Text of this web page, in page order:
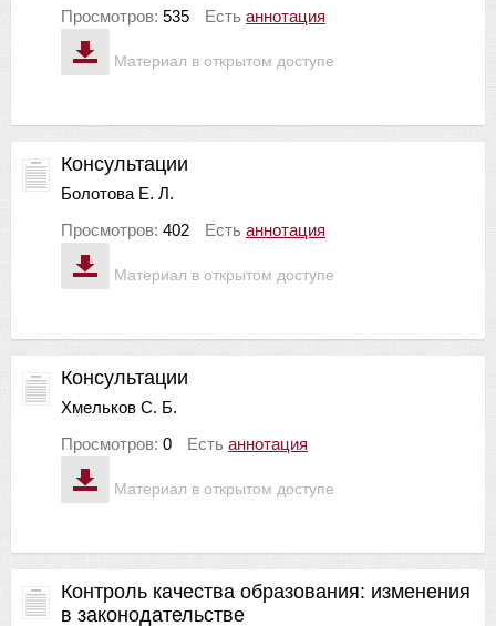
Материал в открытом доступе
Просмотров: 535 Есть аннотация
Материал в открытом доступе
Консультации
Болотова Е. Л.
Просмотров: 402 Есть аннотация
Материал в открытом доступе
Консультации
Хмельков С. Б.
Просмотров: 0 Есть аннотация
Контроль качества образования: изменения
в законодательстве